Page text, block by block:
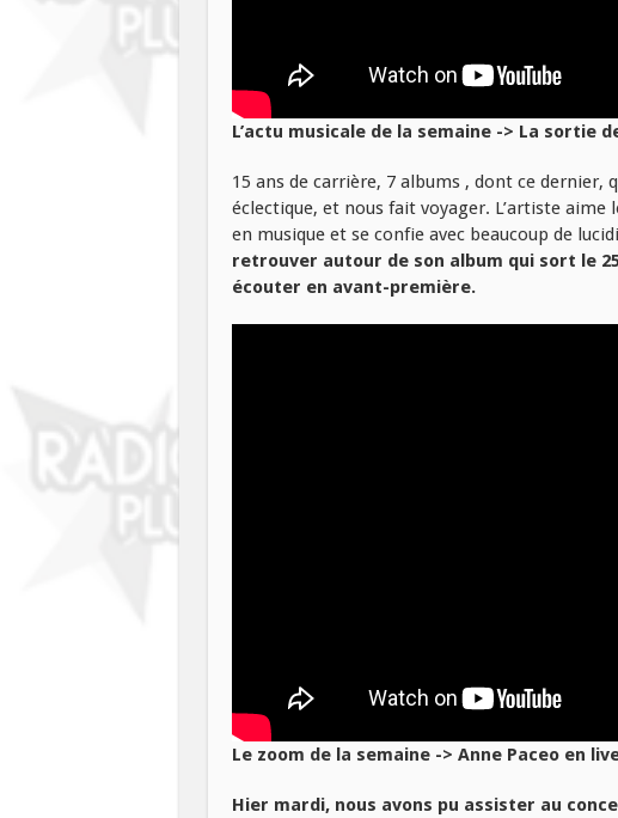
L’actu musicale de la semaine -> La sortie
15 ans de carrière, 7 albums , dont ce
éclectique, et nous fait voyager. L’artiste
en musique et se confie avec beaucoup de
retrouver autour de son album qui sort le
écouter en avant-première.
Le zoom de la semaine -> Anne Paceo en
Hier mardi, nous avons pu assister au